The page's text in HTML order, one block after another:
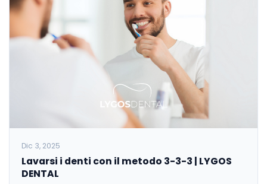
Dic 3, 2025
Lavarsi i denti con il metodo 3-3-3 | LYGOS
DENTAL